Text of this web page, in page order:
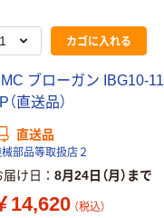
カゴに入れる
ブローガン IBG10-11
（直送品）
直送品
部品等取扱店２
届け日 8月24日（月）まで
14,620 （税込）
いマスク
￥458~ （税込）
気プライス
トイレットペー
パー シングル
120ｍ 再生紙
100% 6ロール
リサイクル100
￥470~